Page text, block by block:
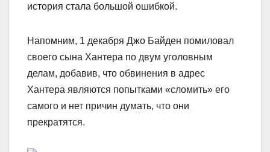
история стала большой ошибкой.
Напомним, 1 декабря Джо Байден помиловал
своего сына Хантера по двум уголовным
делам, добавив, что обвинения в адрес
Хантера являются попытками «сломить» его
самого и нет причин думать, что они
прекратятся.